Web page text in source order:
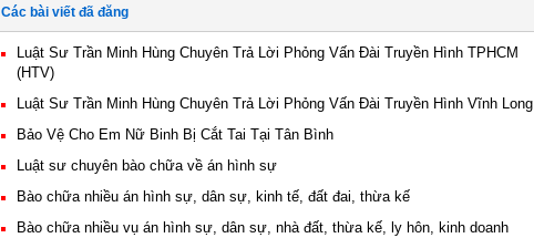
Các bài viết đã đăng
Luật Sư Trần Minh Hùng Chuyên Trả Lời Phỏng Vấn Đài Truyền Hình TPHCM
(HTV)
Luật Sư Trần Minh Hùng Chuyên Trả Lời Phỏng Vấn Đài Truyền Hình Vĩnh Long
Bảo Vệ Cho Em Nữ Binh Bị Cắt Tai Tại Tân Bình
Luật sư chuyên bào chữa về án hình sự
Bào chữa nhiều án hình sự, dân sự, kinh tế, đất đai, thừa kế
Bào chữa nhiều vụ án hình sự, dân sự, nhà đất, thừa kế, ly hôn, kinh doanh